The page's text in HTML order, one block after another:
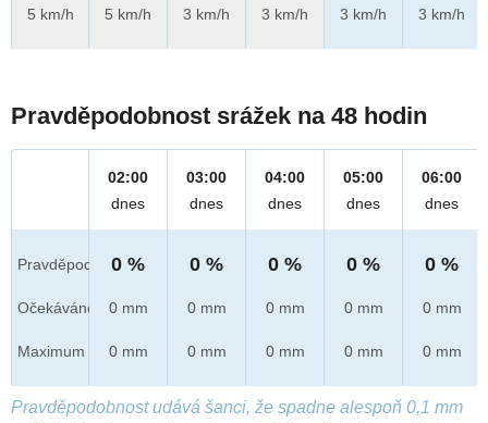
5 km/h
5 km/h
3 km/h
3 km/h
3 km/h
3 km/h
Pravděpodobnost srážek na 48 hodin
Pravděpod.
Očekáváno
Maximum
02:00
dnes
0 %
0 mm
0 mm
03:00
dnes
0 %
0 mm
0 mm
04:00
dnes
0 %
0 mm
0 mm
05:00
dnes
0 %
0 mm
0 mm
06:00
dnes
0 %
0 mm
0 mm
Pravděpodobnost udává šanci, že spadne alespoň 0,1 mm